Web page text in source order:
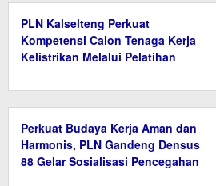
PLN Kalselteng Perkuat
Kompetensi Calon Tenaga Kerja
Kelistrikan Melalui Pelatihan
Perkuat Budaya Kerja Aman dan
Harmonis, PLN Gandeng Densus
88 Gelar Sosialisasi Pencegahan